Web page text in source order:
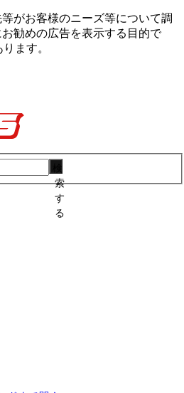
がお客様のニーズ等について調
勧めの広告を表⽰する⽬的で
ます。
索
す
る